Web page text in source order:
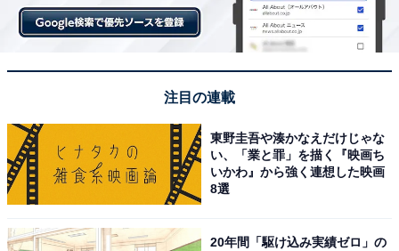
注目の連載
東野圭吾や湊かなえだけじゃな
い、「業と罪」を描く『映画ち
いかわ』から強く連想した映画
8選
20年間「駆け込み実績ゼロ」の